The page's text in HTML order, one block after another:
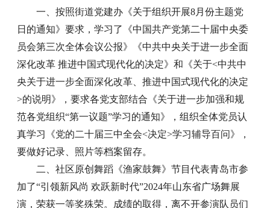
一、按照街道党建办《关于组织开展8月份主题党
日的通知》要求，学习了《中国共产党第二十届中央委
员会第三次全体会议公报》《中共中央关于进一步全面
深化改革 推进中国式现代化的决定》和《关于<中共中
央关于进一步全面深化改革、推进中国式现代化的决定
>的说明》，要求各党支部结合《关于进一步加强和规
范各党组织“第一议题”学习的通知》，组织全体党员认
真学习《党的二十届三中全会<决定>学习辅导百问》，
要做好记录、照片等档案留存。
二、社区原创舞蹈《渔家鼓舞》节目代表青岛市参
加了“引领新风尚 欢跃新时代”2024年山东省广场舞展
演，荣获一等奖殊荣。成绩的取得，离不开参演队员们